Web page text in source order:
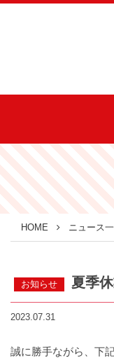
HOME ニュース
お知らせ 夏季
2023.07.31
誠に勝手ながら、下